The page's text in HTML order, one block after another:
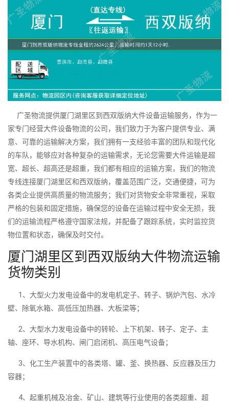
广圣物流提供厦门湖里区到西双版纳大件设备运输服务，作为一
家专门经营大件设备物流的公司，我们致力于为客户提供专业、满
意、可靠的运输解决方案，我们拥有一支经验丰富的团队和现代化
的车队，能够应对各种复杂的运输需求，无论您需要大件运输是超
宽、超长、超高还是超重，我们都有相应的运输方案，我们的物流
专线连接厦门湖里区和西双版纳，覆盖范围广泛，交通便捷，可为
各类企业提供高质量的物流服务；我们对货物安全非常重视，采取
严格的包装和固定措施，确保您的设备在运输过程中安全无损，我
们的运输流程严格遵守国家法规，并配备了跟踪系统，实时监控货
物位置和状态，确保及时交付。
厦门湖里区到西双版纳大件物流运输
货物类别
1、大型火力发电设备中的发电机定子、转子、锅炉汽包、水冷
壁、除氧水箱、高低压加热器、大板梁等；
2、大型水力发电设备中的转轮、上下机架、转子、定子、主
轴、座环、导水机构、闸门启闭机、高压电气设备；
3、化工生产装置中的各类塔、罐、釜、换热器、反应器及压力
容器；
4、起重机械及冶金、矿山、建筑等行业使用的各类超重、超